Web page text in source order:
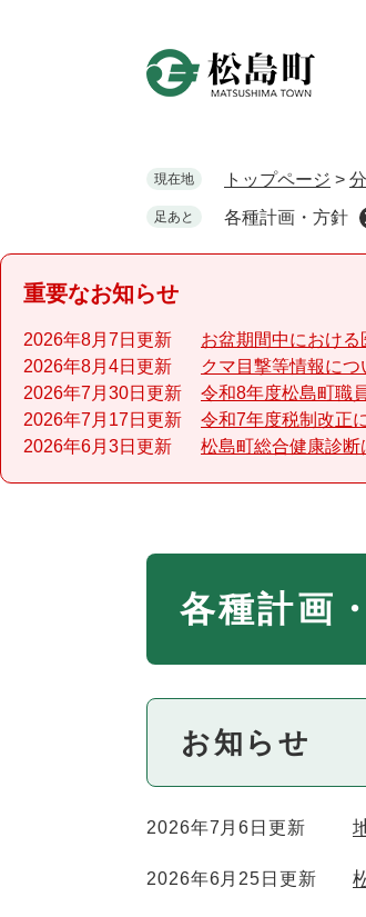
現在地 トップページ >
足あと 各種計画・方針
重要なお知らせ
2026年8月7日更新
お盆期間中におけ
2026年8月4日更新
クマ目撃等情報につ
2026年7月30日更新
令和8年度松島町職
2026年7月17日更新
令和7年度税制改正
2026年6月3日更新
松島町総合健康診
各種計画
お知らせ
2026年7月6日更新
2026年6月25日更新